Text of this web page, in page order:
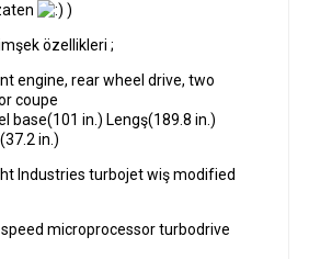
)
özellikleri ;
engine, rear wheel drive, two
coupe
base(101 in.) Lengş(189.8 in.)
in.)
Industries turbojet wiş modified
speed microprocessor turbodrive